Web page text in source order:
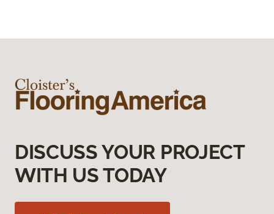
DISCUSS YOUR PROJECT
WITH US TODAY